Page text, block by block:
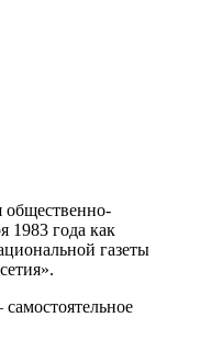
1983 года как
газеты